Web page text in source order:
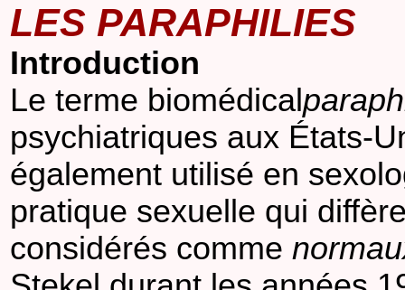
LES PARAPHILIES
Introduction
Le terme biomédical
psychiatriques aux États-
également utilisé en
pratique sexuelle qui
considérés comme